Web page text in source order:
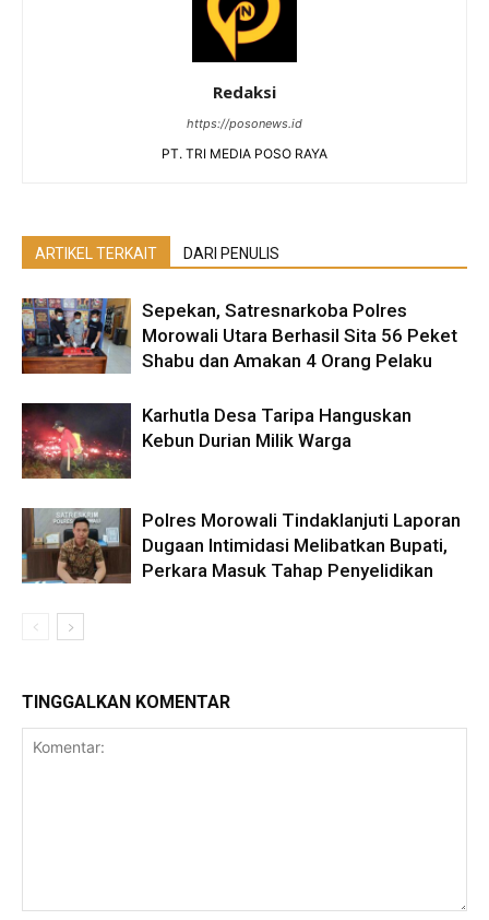
Redaksi
https://posonews.id
PT. TRI MEDIA POSO RAYA
ARTIKEL TERKAIT DARI PENULIS
Sepekan, Satresnarkoba Polres
Morowali Utara Berhasil Sita 56 Peket
Shabu dan Amakan 4 Orang Pelaku
Karhutla Desa Taripa Hanguskan
Kebun Durian Milik Warga
Polres Morowali Tindaklanjuti Laporan
Dugaan Intimidasi Melibatkan Bupati,
Perkara Masuk Tahap Penyelidikan
TINGGALKAN KOMENTAR